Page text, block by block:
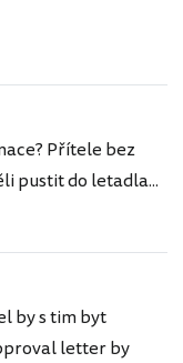
Přítele bez
pustit do letadla...
by s tim byt
letter by